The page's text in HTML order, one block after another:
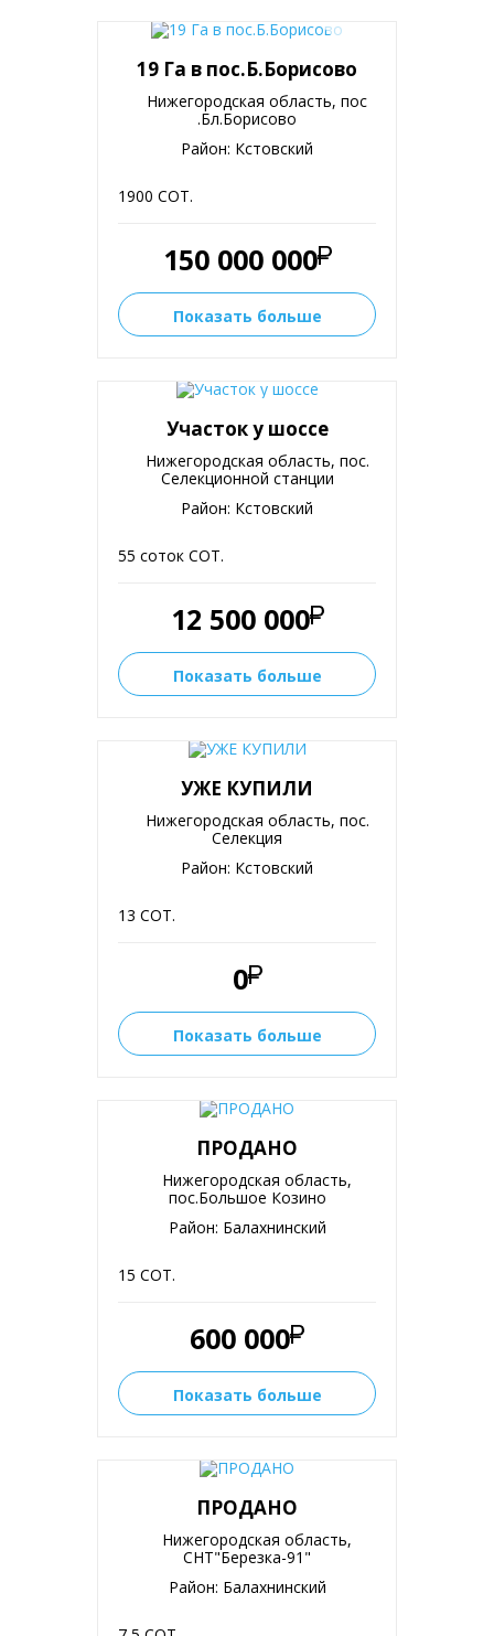
19 Га в пос.Б.Борисово
Нижегородская область, пос
.Бл.Борисово
Район: Кстовский
1900 СОТ.
150 000 000
Показать больше
Участок у шоссе
Нижегородская область, пос.
Селекционной станции
Район: Кстовский
55 соток СОТ.
12 500 000
Показать больше
УЖЕ КУПИЛИ
Нижегородская область, пос.
Селекция
Район: Кстовский
13 СОТ.
0
Показать больше
ПРОДАНО
Нижегородская область,
пос.Большое Козино
Район: Балахнинский
15 СОТ.
600 000
Показать больше
ПРОДАНО
Нижегородская область,
СНТ"Березка-91"
Район: Балахнинский